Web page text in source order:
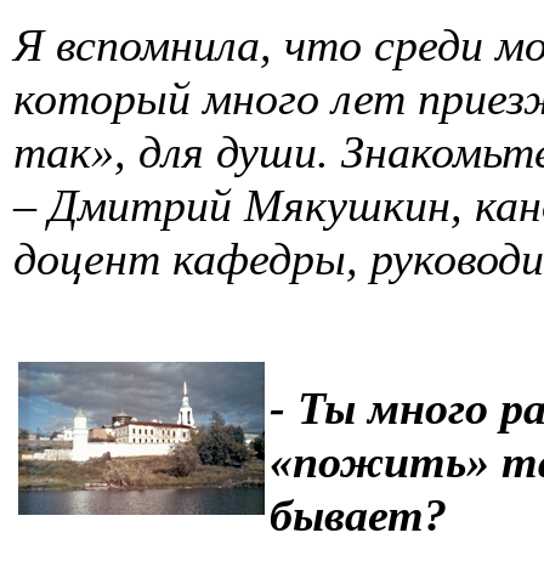
Я вспомнила, что среди
который много лет
так», для души.
– Дмитрий Мякушкин,
доцент кафедры,
- Ты много
«пожить»
бывает?